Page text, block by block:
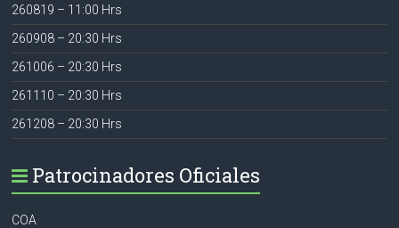
260819 – 11:00 Hrs
260908 – 20:30 Hrs
261006 – 20:30 Hrs
261110 – 20:30 Hrs
261208 – 20:30 Hrs
Patrocinadores Oficiales
COA